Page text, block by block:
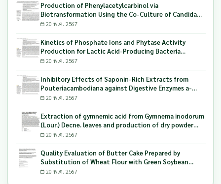
Production of Phenylacetylcarbinol via
Biotransformation Using the Co-Culture of Candida
tropicalis TISTR 5306 and Saccharomyces cerevisiae
TISTR 5606 as the Biocatalyst
20 พ.ค. 2567
Kinetics of Phosphate Ions and Phytase Activity
Production for Lactic Acid-Producing Bacteria
Utilizing Milling and Whitening Stages Rice Bran as
Biopolymer Substrates
20 พ.ค. 2567
Inhibitory Effects of Saponin-Rich Extracts from
Pouteriacambodiana against Digestive Enzymes a-
Glucosidase and Pancreatic Lipase
20 พ.ค. 2567
Extraction of gymnemic acid from Gymnema inodorum
(Lour.) Decne. leaves and production of dry powder
extract using maltodextrin
20 พ.ค. 2567
Quality Evaluation of Butter Cake Prepared by
Substitution of Wheat Flour with Green Soybean
(Glycine Max L.) Okara
20 พ.ค. 2567